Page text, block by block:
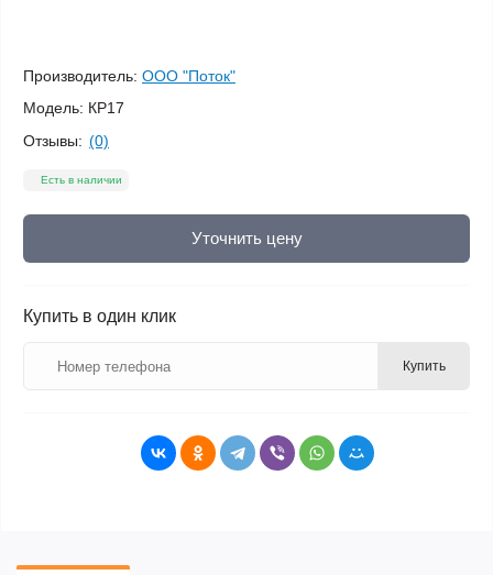
Производитель: ООО "Поток"
Модель: КР17
Отзывы: (0)
Есть в наличии
Уточнить цену
Купить в один клик
Купить